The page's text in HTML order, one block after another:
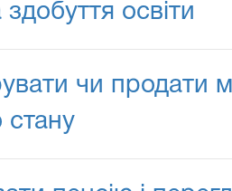
здобуття освіти
чи продати
стану